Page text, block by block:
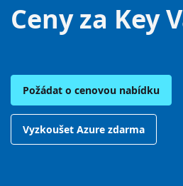
Ceny za Key
Požádat o cenovou nabídku
Vyzkoušet Azure zdarma